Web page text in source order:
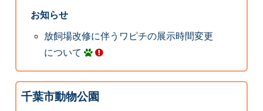
お知らせ
放飼場改修に伴うワピチの展示時間変更
について
千葉市動物公園